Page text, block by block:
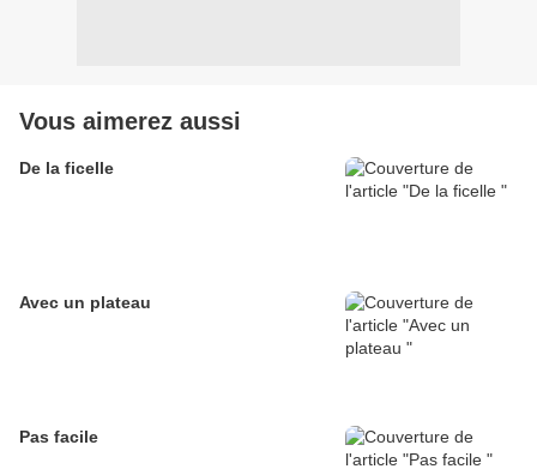
Vous aimerez aussi
De la ficelle
Avec un plateau
Pas facile